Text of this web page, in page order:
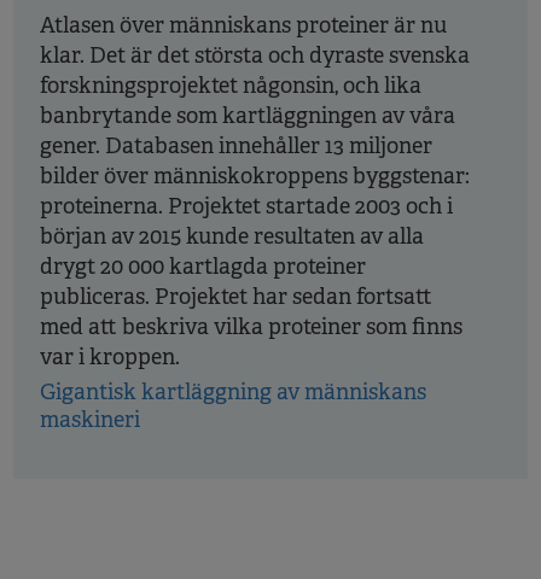
Atlasen över människans proteiner är nu
klar. Det är det största och dyraste svenska
forskningsprojektet någonsin, och lika
banbrytande som kartläggningen av våra
gener. Databasen innehåller 13 miljoner
bilder över människokroppens byggstenar:
proteinerna. Projektet startade 2003 och i
början av 2015 kunde resultaten av alla
drygt 20 000 kartlagda proteiner
publiceras. Projektet har sedan fortsatt
med att beskriva vilka proteiner som finns
var i kroppen.
Gigantisk kartläggning av människans
maskineri